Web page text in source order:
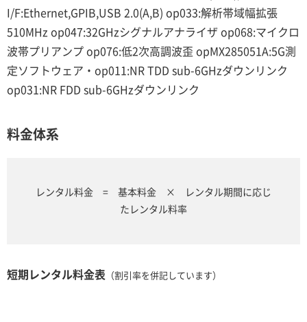
I/F:Ethernet,GPIB,USB 2.0(A,B) op033:解析帯域幅拡張
510MHz op047:32GHzシグナルアナライザ op068:マイクロ
波帯プリアンプ op076:低2次高調波歪 opMX285051A:5G測
定ソフトウェア・op011:NR TDD sub-6GHzダウンリンク
op031:NR FDD sub-6GHzダウンリンク
料金体系
レンタル料金 = 基本料金 × レンタル期間に応じ
たレンタル料率
短期レンタル料金表 （割引率を併記しています）